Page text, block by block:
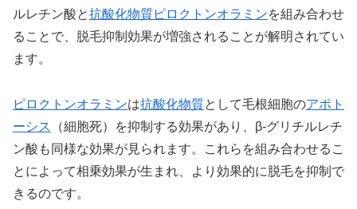
ルレチン酸と抗酸化物質ピロクトンオラミンを組み合わせ
ることで、脱毛抑制効果が増強されることが解明されてい
ます。
ピロクトンオラミンは抗酸化物質として毛根細胞のアポト
ーシス
（細胞死）を抑制する効果があり、β-グリチルレチ
ン酸も同様な効果が見られます。これらを組み合わせるこ
とによって相乗効果が生まれ、より効果的に脱毛を抑制で
きるのです。